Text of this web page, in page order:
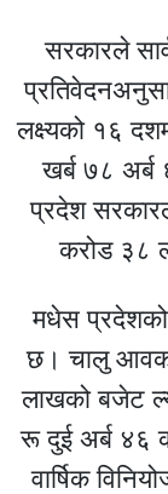
सरकारले
लक्ष्यको १६
खर्ब ७८
प्रदेश
करोड ३८
मधेस
छ। चालु
लाखको बजेट
रू दुई अर्ब ४६
वार्षिक